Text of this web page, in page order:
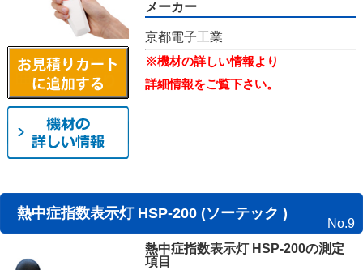
メーカー
京都電子工業
※機材の詳しい情報より
詳細情報をご覧下さい。
熱中症指数表示灯 HSP-200 (ソーテック )
No.9
熱中症指数表示灯 HSP-200の測定
項目